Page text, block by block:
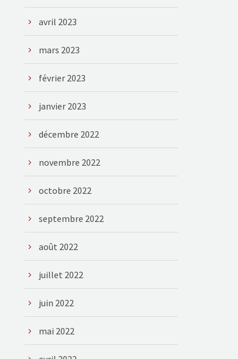
avril 2023
mars 2023
février 2023
janvier 2023
décembre 2022
novembre 2022
octobre 2022
septembre 2022
août 2022
juillet 2022
juin 2022
mai 2022